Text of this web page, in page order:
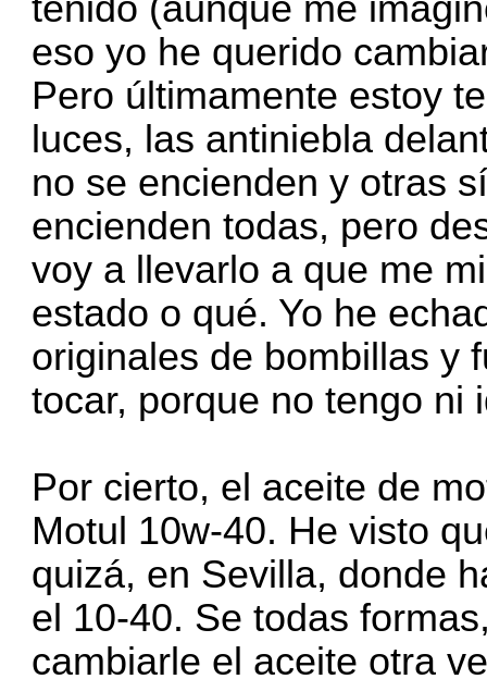
eso yo he querido
Pero últimamente estoy
luces, las antiniebla
no se encienden y otras
encienden todas, pero
voy a llevarlo a que me
estado o qué. Yo he
originales de bombillas y
tocar, porque no tengo ni
Por cierto, el aceite de
Motul 10w-40. He visto
quizá, en Sevilla, donde
el 10-40. Se todas
cambiarle el aceite otra